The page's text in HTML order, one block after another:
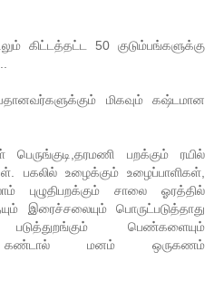
கிட்டத்தட்ட 50 குடும்பங்களுக்கு
மிகவும் கஷ்டமான
பறக்கும் ரயில்
பகலில் உழைக்கும் உழைப்பாளிகள்,
புழுதிபறக்கும் சாலை ஓரத்தில்
இரைச்சலையும் பொருட்படுத்தாது
பெண்களையும்
கண்டால் மனம் ஒருகணம்